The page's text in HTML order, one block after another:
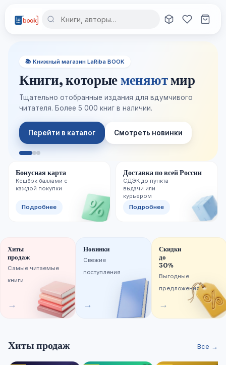
📚 Книжный магазин LaRiba BOOK
Книги, которыеменяютмир
Тщательно отобранные издания для вдумчивого
читателя. Более 5 000 книг в наличии.
Перейти в каталог Смотреть новинки
Бонусная карта
Кешбэк баллами с
каждой покупки
Подробнее
Доставка по всей России
СДЭК до пункта
выдачи или
курьером
Подробнее
Хиты
продаж
Самые читаемые
книги
→
Новинки
Свежие
поступления
→
Скидки
до
30%
Выгодные
предложения
→
Хиты продаж Все →